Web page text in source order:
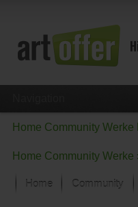
Home Community Werke
Home Community Werke
Home Community